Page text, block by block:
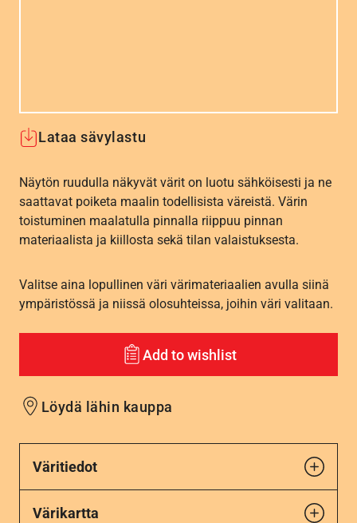
Lataa sävylastu
Näytön ruudulla näkyvät värit on luotu sähköisesti ja ne
saattavat poiketa maalin todellisista väreistä. Värin
toistuminen maalatulla pinnalla riippuu pinnan
materiaalista ja kiillosta sekä tilan valaistuksesta.
Valitse aina lopullinen väri värimateriaalien avulla siinä
ympäristössä ja niissä olosuhteissa, joihin väri valitaan.
Add to wishlist
Löydä lähin kauppa
Väritiedot
Värikartta